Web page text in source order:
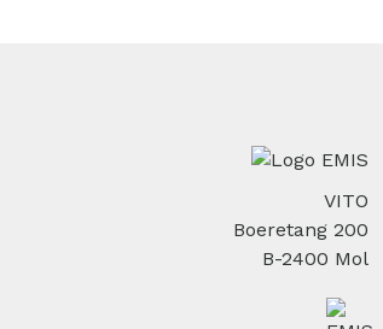
VITO
Boeretang 200
B-2400 Mol